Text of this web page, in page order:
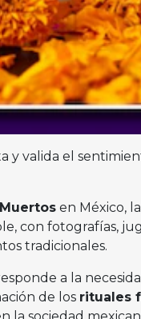
y valida el
en México,
con fotografías,
tradicionales.
a la
de los rituales